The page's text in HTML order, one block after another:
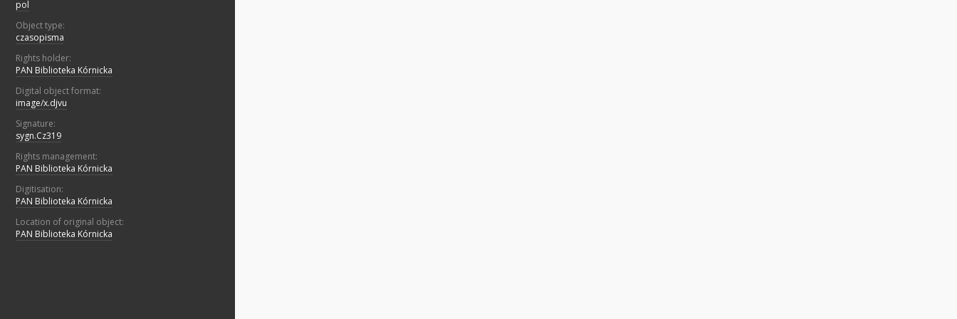
pol
Object type:
czasopisma
Rights holder:
PAN Biblioteka Kórnicka
Digital object format:
image/x.djvu
Signature:
sygn.Cz319
Rights management:
PAN Biblioteka Kórnicka
Digitisation:
PAN Biblioteka Kórnicka
Location of original object:
PAN Biblioteka Kórnicka